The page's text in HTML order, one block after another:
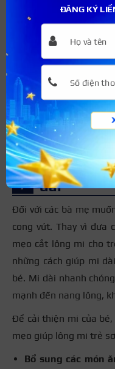
Như được chia sẻ
các mẹ phải hết sức
khi bé chịu hợp tác để
Cách
dài
Đối với các bà mẹ
cong vút. Thay vì đưa
mẹo cắt lông mi cho
những cách giúp mi
bé. Mi dài nhanh
mạnh đến nang lông,
Để cải thiện mi của
mẹo giúp lông mi trẻ
Bổ sung các món
ĐĂNG KÝ